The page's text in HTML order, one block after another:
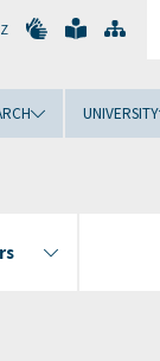
UNIVERSITY